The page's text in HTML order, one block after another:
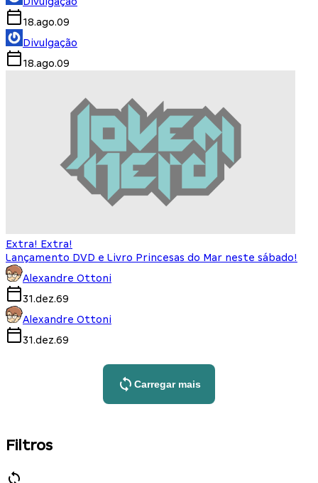
18.ago.09
Divulgação
18.ago.09
Extra! Extra!
Lançamento DVD e Livro Princesas do Mar neste sábado!
Alexandre Ottoni
31.dez.69
Alexandre Ottoni
31.dez.69
Carregar mais
Filtros